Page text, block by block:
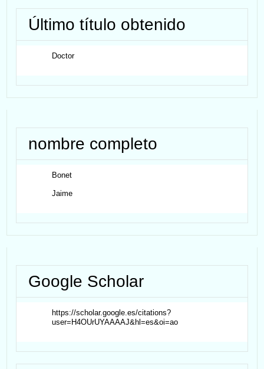
Último título obtenido
Doctor
nombre completo
Bonet
Jaime
Google Scholar
https://scholar.google.es/citations?
user=H4OUrUYAAAAJ&hl=es&oi=ao